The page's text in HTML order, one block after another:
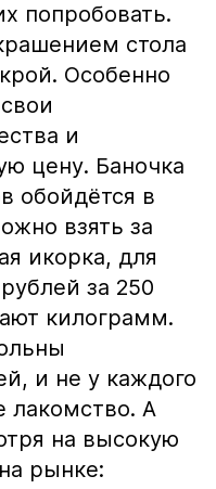
попробовать.
стола
Особенно
и
цену. Баночка
обойдётся в
взять за
икорка, для
за 250
килограмм.
и не у каждого
лакомство. А
на высокую
рынке: